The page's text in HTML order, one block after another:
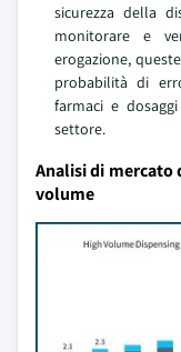
sicurezza della
monitorare e
erogazione,
probabilità di
farmaci e
settore.
Analisi di mercato
volume